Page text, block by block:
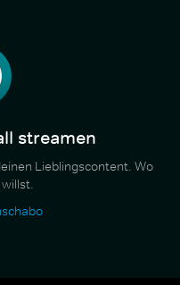
streamen
Lieblingscontent. Wo